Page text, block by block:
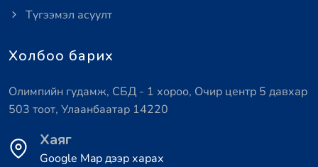
Түгээмэл асуулт
Холбоо барих
Олимпийн гудамж, СБД - 1 хороо, Очир центр 5 давхар
503 тоот, Улаанбаатар 14220
Хаяг
Google Map дээр харах